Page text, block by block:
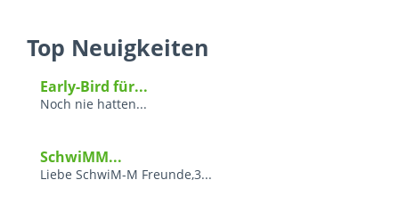
Top Neuigkeiten
Early-Bird für...
Noch nie hatten...
SchwiMM...
Liebe SchwiM-M Freunde,3...